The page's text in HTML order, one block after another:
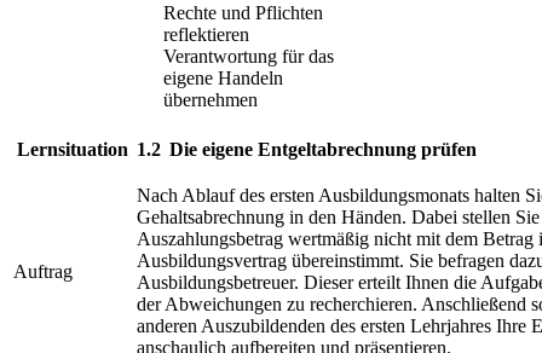
Rechte und Pflichten
reflektieren
Verantwortung für das
eigene Handeln
übernehmen
Lernsituation 1.2 Die eigene Entgeltabrechnung prüfen
Auftrag
Nach Ablauf des ersten Ausbildungsmonats halten
Gehaltsabrechnung in den Händen. Dabei stellen Sie
Auszahlungsbetrag wertmäßig nicht mit dem Betrag
Ausbildungsvertrag übereinstimmt. Sie befragen
Ausbildungsbetreuer. Dieser erteilt Ihnen die
der Abweichungen zu recherchieren. Anschließend
anderen Auszubildenden des ersten Lehrjahres Ihre
anschaulich aufbereiten und präsentieren.